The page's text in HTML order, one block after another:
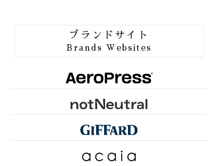
ORGANIC JAS
ORANG UTAN COFFEE
ONE of LOVE PROJECT
GROUNDS FOR HEALTH
FUN TO SHARE
PINK RIBBON KYOTO
SDGsとは
ブランドサイト
Brands Websites